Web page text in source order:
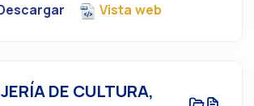
Vista web
DE CULTURA,